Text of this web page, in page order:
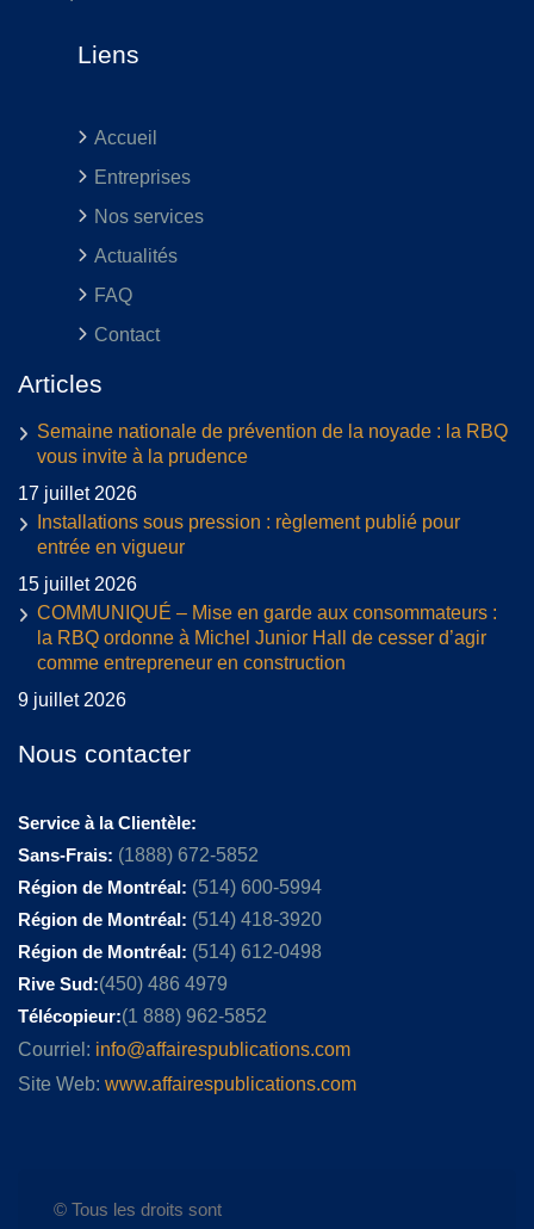
Liens
Accueil
Entreprises
Nos services
Actualités
FAQ
Contact
Articles
Semaine nationale de prévention de la noyade : la RBQ
vous invite à la prudence
17 juillet 2026
Installations sous pression : règlement publié pour
entrée en vigueur
15 juillet 2026
COMMUNIQUÉ – Mise en garde aux consommateurs :
la RBQ ordonne à Michel Junior Hall de cesser d’agir
comme entrepreneur en construction
9 juillet 2026
Nous contacter
Service à la Clientèle:
Sans-Frais: (1888) 672-5852
Région de Montréal: (514) 600-5994
Région de Montréal: (514) 418-3920
Région de Montréal: (514) 612-0498
Rive Sud:(450) 486 4979
Télécopieur:(1 888) 962-5852
Courriel: info@affairespublications.com
Site Web: www.affairespublications.com
© Tous les droits sont